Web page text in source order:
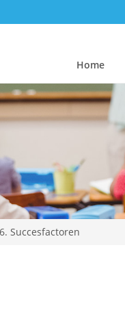
Home
Succesfactoren